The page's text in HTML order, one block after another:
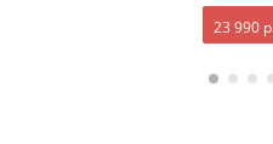
23 990